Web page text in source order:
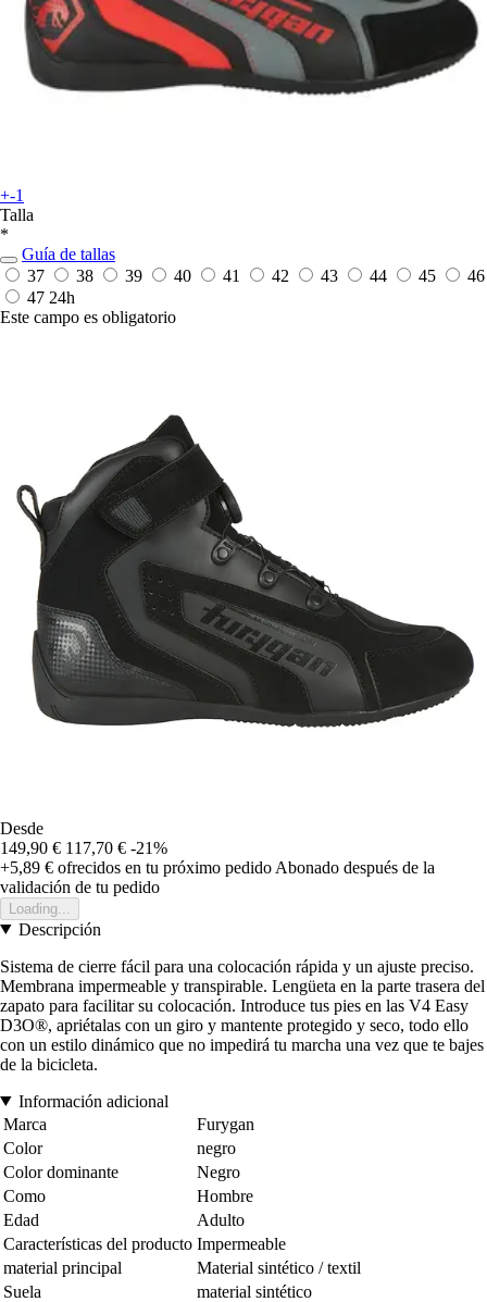
+-1
Talla
*
Guía de tallas
37
38 39 40 41 42 43 44 45
46
47 24h
Este campo es obligatorio
Desde
149,90 € 117,70 € -21%
+5,89 € ofrecidos en tu próximo pedido Abonado después de la
validación de tu pedido
Loading...
Descripción
Sistema de cierre fácil para una colocación rápida y un ajuste preciso.
Membrana impermeable y transpirable. Lengüeta en la parte trasera del
zapato para facilitar su colocación. Introduce tus pies en las V4 Easy
D3O®, apriétalas con un giro y mantente protegido y seco, todo ello
con un estilo dinámico que no impedirá tu marcha una vez que te bajes
de la bicicleta.
Información adicional
Marca
Furygan
Color
negro
Color dominante
Negro
Como
Hombre
Edad
Adulto
Características del producto Impermeable
material principal
Material sintético / textil
Suela
material sintético